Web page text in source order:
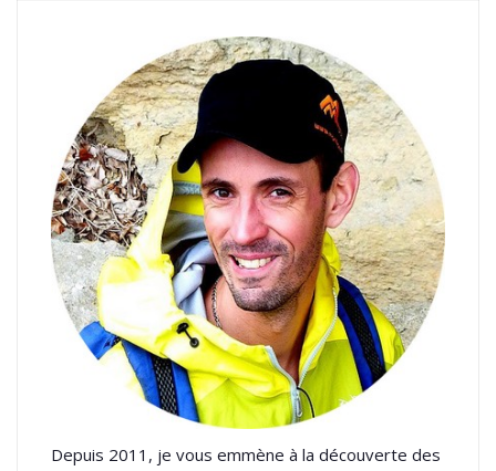
Depuis 2011, je vous emmène à la découverte des